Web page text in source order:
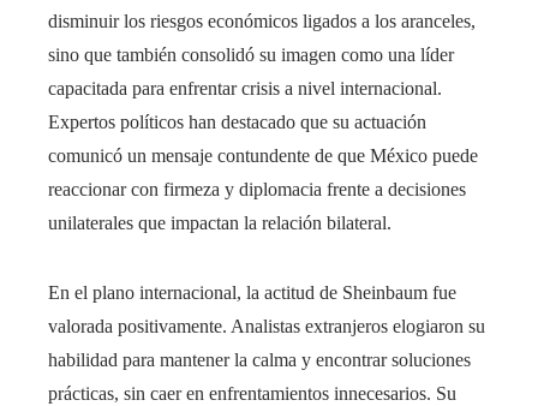
disminuir los riesgos económicos ligados a los aranceles,
sino que también consolidó su imagen como una líder
capacitada para enfrentar crisis a nivel internacional.
Expertos políticos han destacado que su actuación
comunicó un mensaje contundente de que México puede
reaccionar con firmeza y diplomacia frente a decisiones
unilaterales que impactan la relación bilateral.
En el plano internacional, la actitud de Sheinbaum fue
valorada positivamente. Analistas extranjeros elogiaron su
habilidad para mantener la calma y encontrar soluciones
prácticas, sin caer en enfrentamientos innecesarios. Su